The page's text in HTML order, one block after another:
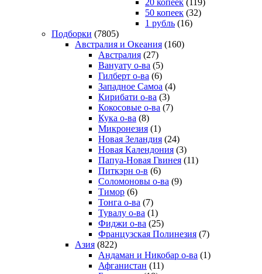
50 копеек (32)
1 рубль (16)
Подборки (7805)
Австралия и Океания (160)
Австралия (27)
Вануату о-ва (5)
Гилберт о-ва (6)
Западное Самоа (4)
Кирибати о-ва (3)
Кокосовые о-ва (7)
Кука о-ва (8)
Микронезия (1)
Новая Зеландия (24)
Новая Календония (3)
Папуа-Новая Гвинея (11)
Питкэрн о-в (6)
Соломоновы о-ва (9)
Тимор (6)
Тонга о-ва (7)
Тувалу о-ва (1)
Фиджи о-ва (25)
Французская Полинезия (7)
Азия (822)
Андаман и Никобар о-ва (1)
Афганистан (11)